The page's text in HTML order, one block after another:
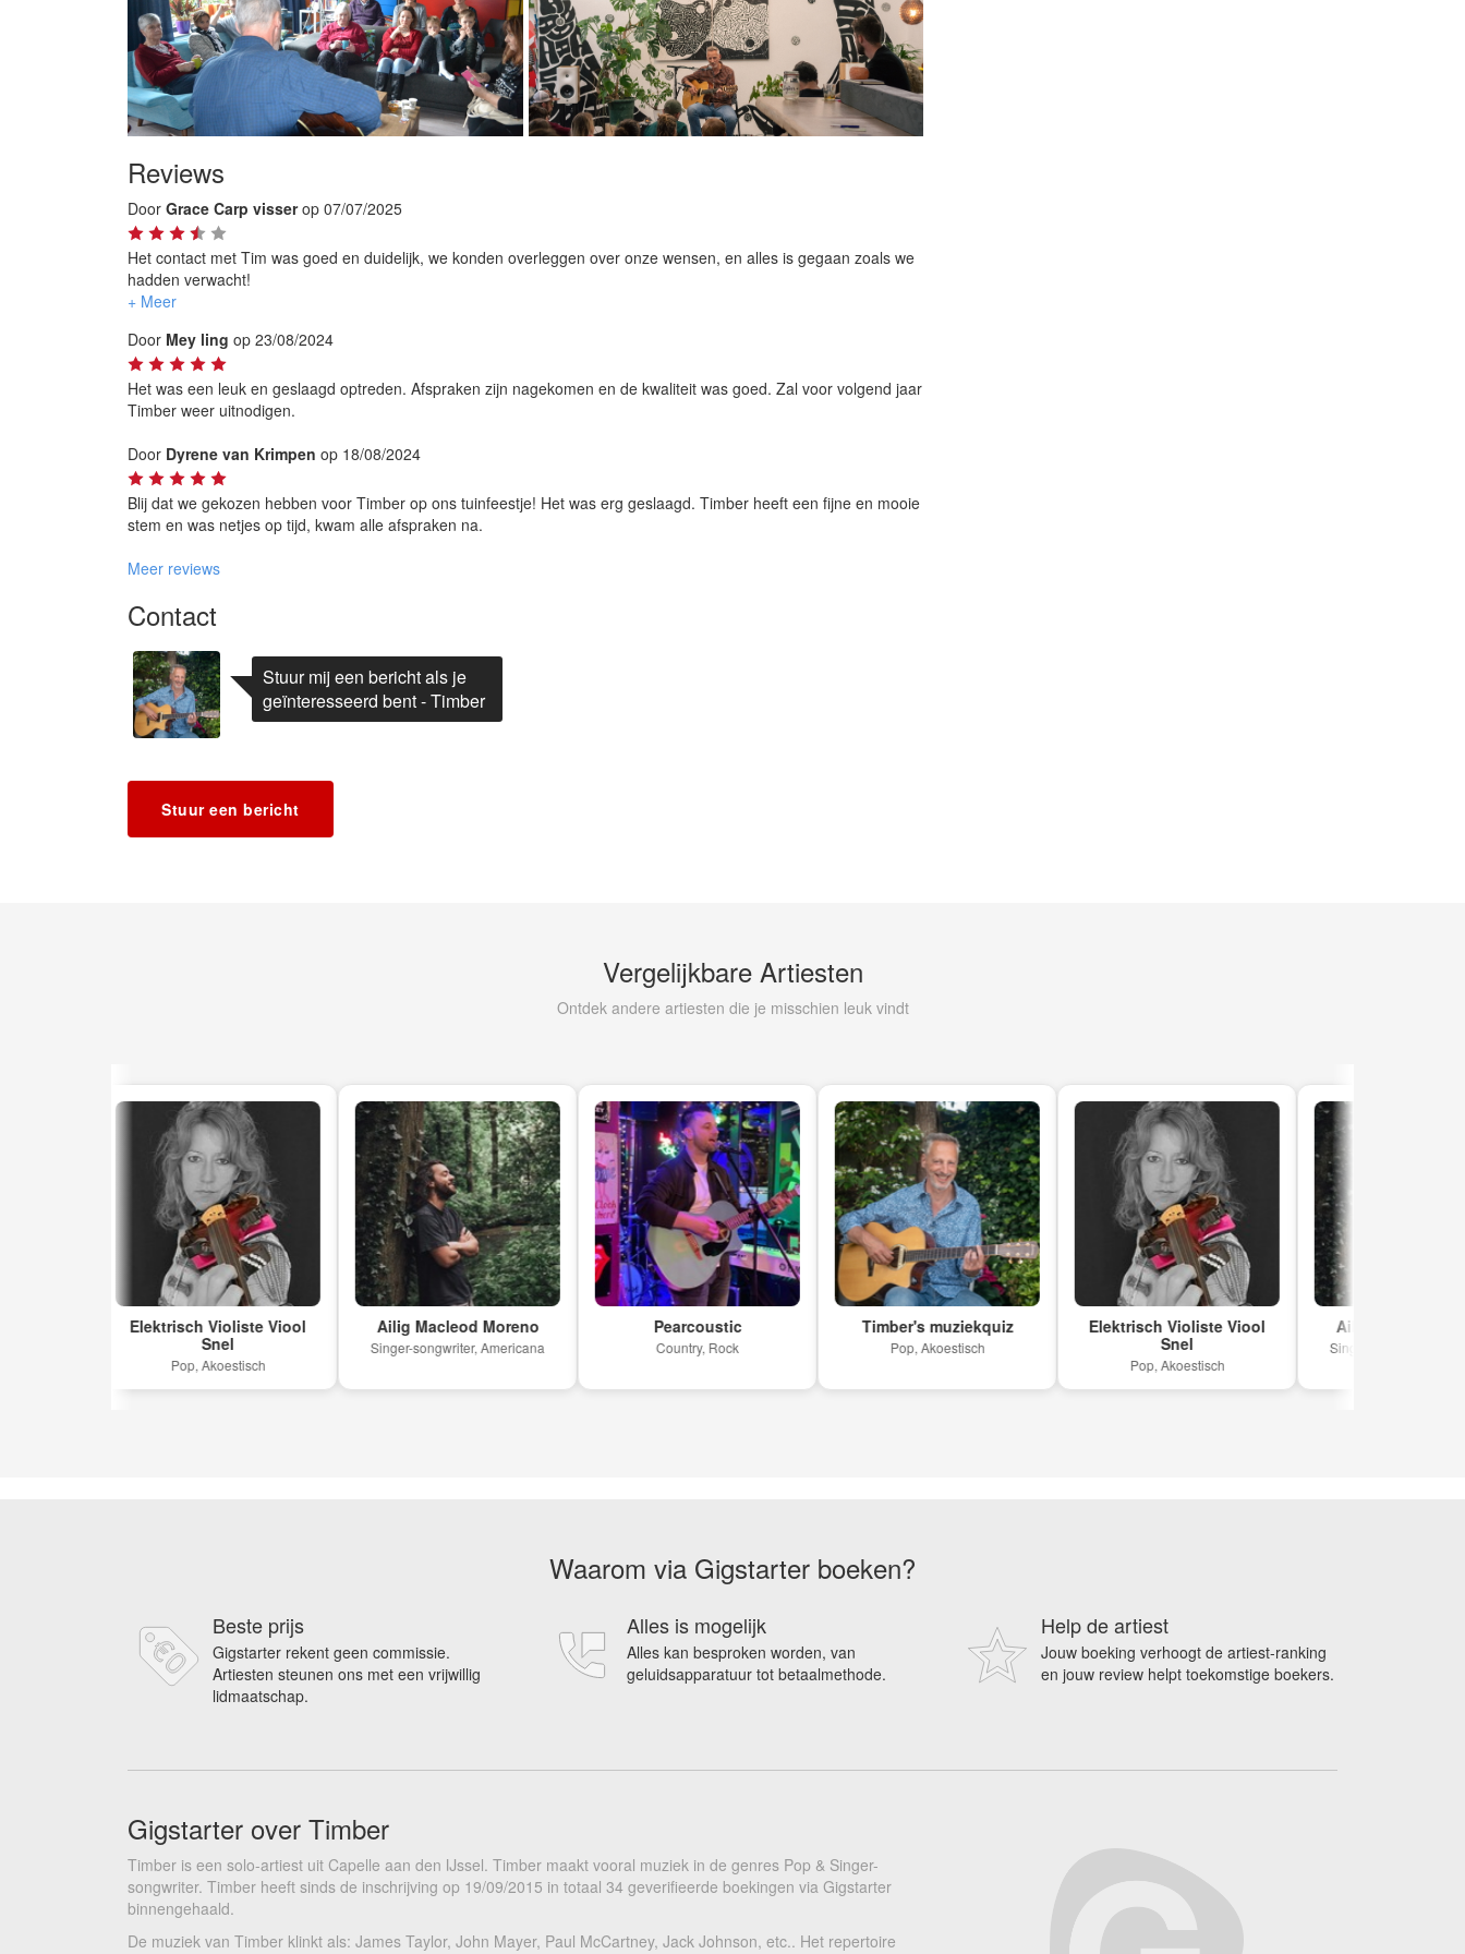
Reviews
Door Grace Carp visserop 07/07/2025
Het contact met Tim was goed en duidelijk, we konden overleggen over onze wensen, en alles is gegaan zoals we
hadden verwacht!
We hebben genoten van Tim zijn optreden in onze tuin!
Bedankt Tim
Door Mey ling op 23/08/2024
Het was een leuk en geslaagd optreden. Afspraken zijn nagekomen en de kwaliteit was goed. Zal voor volgend jaar
Timber weer uitnodigen.
Door Dyrene van Krimpen op 18/08/2024
Blij dat we gekozen hebben voor Timber op ons tuinfeestje! Het was erg geslaagd. Timber heeft een fijne en mooie
stem en was netjes op tijd, kwam alle afspraken na.
Meer reviews
Contact
Stuur mij een bericht als je
geïnteresseerd bent - Timber
Stuur een bericht
Vergelijkbare Artiesten
Ontdek andere artiesten die je misschien leuk vindt
Elektrisch Violiste Viool
Pop, Akoestisch
Ailig Macleod Moreno
Singer-songwriter, Americana
Pearcoustic
Country, Rock
Timber's muziekquiz
Pop, Akoestisch
Elektrisch Violiste Viool
Pop, Akoestisch
Ailig Macleod Moreno
Singer-songwriter, Americana
Waarom via Gigstarter boeken?
Beste prijs
Gigstarter rekent geen commissie.
Artiesten steunen ons met een vrijwillig
lidmaatschap.
Alles is mogelijk
Alles kan besproken worden, van
geluidsapparatuur tot betaalmethode.
Help de artiest
Jouw boeking verhoogt de artiest-ranking
en jouw review helpt toekomstige boekers.
Gigstarter over Timber
Timber is een solo-artiest uit Capelle aan den IJssel. Timber maakt vooral muziek in de genres Pop & Singer-
songwriter. Timber heeft sinds de inschrijving op 19/09/2015 in totaal 34 geverifieerde boekingen via Gigstarter
binnengehaald.
De muziek van Timber klinkt als: James Taylor, John Mayer, Paul McCartney, Jack Johnson, etc.. Het repertoire